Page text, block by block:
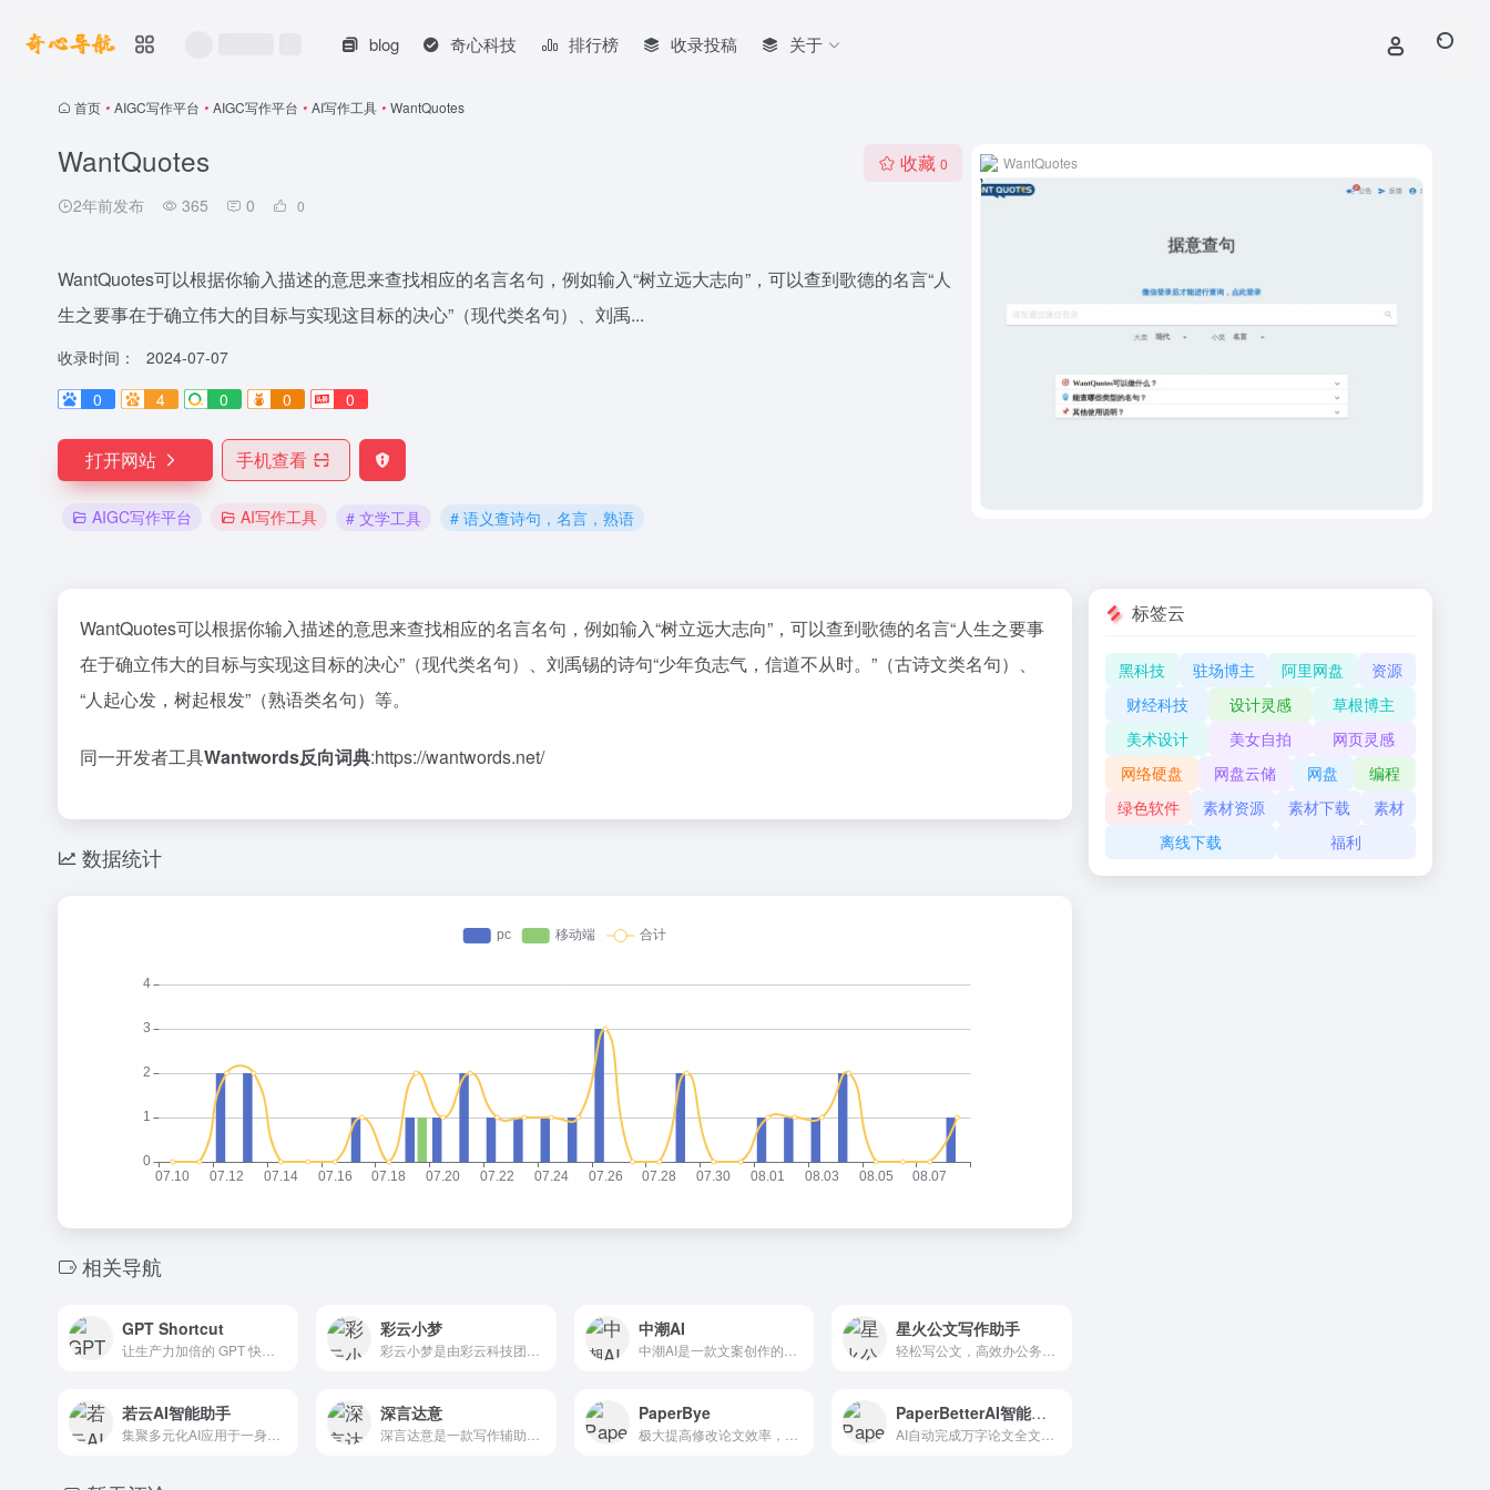
blog 奇心科技 排行榜 收录投稿 关于
首页 • AIGC写作平台 • AIGC写作平台 • AI写作工具 • WantQuotes
WantQuotes
2年前发布 365 0 0
收藏 0
WantQuotes可以根据你输入描述的意思来查找相应的名言名句，例如输入“树立远大志向”，可以查到歌德的名言“人
生之要事在于确立伟大的目标与实现这目标的决心”（现代类名句）、刘禹...
收录时间：
2024-07-07
0
4 0 0 0
打开网站 手机查看
AIGC写作平台 AI写作工具 # 文学工具 # 语义查诗句，名言，熟语
WantQuotes
WantQuotes可以根据你输入描述的意思来查找相应的名言名句，例如输入“树立远大志向”，可以查到歌德的名言“人生之要事
在于确立伟大的目标与实现这目标的决心”（现代类名句）、刘禹锡的诗句“少年负志气，信道不从时。”（古诗文类名句）、
“人起心发，树起根发”（熟语类名句）等。
同一开发者工具Wantwords反向词典:https://wantwords.net/
数据统计
相关导航
GPT Shortcut 彩云小梦 中潮AI 星火公文写作助手
若云AI智能助手 深言达意 PaperBye PaperBetterAI智能写作
标签云
黑科技 驻场博主 阿里网盘
资源
财经科技
设计灵感
草根博主
美术设计
美女自拍
网页灵感
网络硬盘
网盘云储 网盘
编程
绿色软件
素材资源 素材下载
素材
离线下载
福利